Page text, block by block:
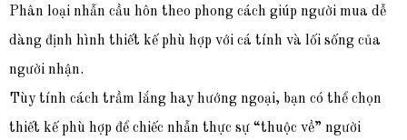
Phân loại nhẫn cầu hôn theo phong cách giúp người mua dễ
dàng định hình thiết kế phù hợp với cá tính và lối sống của
người nhận.
Tùy tính cách trầm lắng hay hướng ngoại, bạn có thể chọn
thiết kế phù hợp để chiếc nhẫn thực sự “thuộc về” người